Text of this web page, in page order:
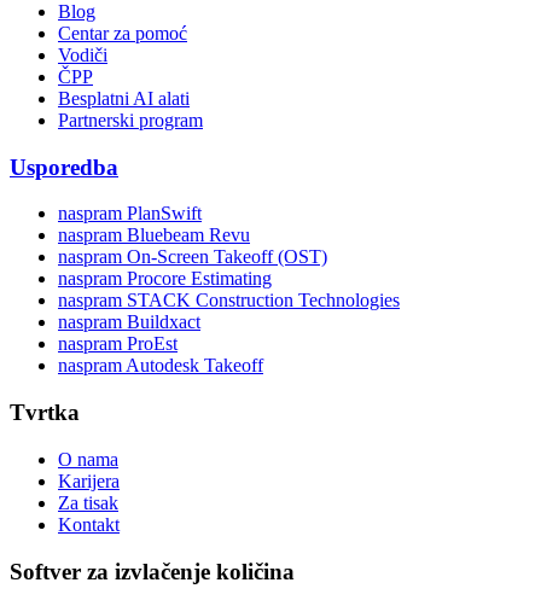
Blog
Centar za pomoć
Vodiči
ČPP
Besplatni AI alati
Partnerski program
Usporedba
naspram PlanSwift
naspram Bluebeam Revu
naspram On-Screen Takeoff (OST)
naspram Procore Estimating
naspram STACK Construction Technologies
naspram Buildxact
naspram ProEst
naspram Autodesk Takeoff
Tvrtka
O nama
Karijera
Za tisak
Kontakt
Softver za izvlačenje količina